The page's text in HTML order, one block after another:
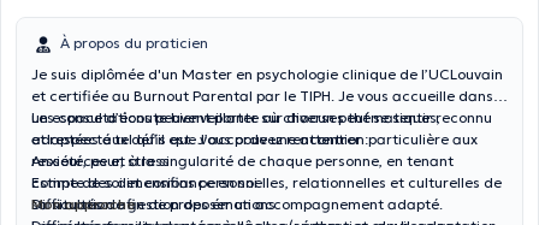
À propos du praticien
Je suis diplômée d'un Master en psychologie clinique de l’UCLouvain
et certifiée au Burnout Parental par le TIPH. Je vous accueille dans
un espace d’écoute bienveillante où chacun peut se sentir reconnu
et respecté tel qu’il est. J’accorde une attention particulière aux
ressources et à la singularité de chaque personne, en tenant
compte des dimensions personnelles, relationnelles et culturelles de
sa situation afin de proposer un accompagnement adapté.
Les consultations peuvent porter sur diverses thématiques,
adaptées aux défis que vous pouvez rencontrer :
Anxiété, peur, stress
Estime de soi et confiance en soi
Difficultés de gestion des émotions
Mon approche :